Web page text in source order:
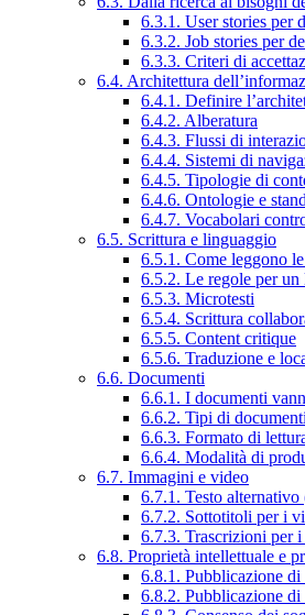
6.3.1. User stories per
6.3.2. Job stories per
6.3.3. Criteri di
6.4. Architettura
6.4.1. Definire
6.4.2. Alberatura
6.4.3. Flussi di
6.4.4. Sistemi di
6.4.5. Tipologie di
6.4.6. Ontologie e
6.4.7. Vocabolari
6.5. Scrittura e linguaggio
6.5.1. Come leggono
6.5.2. Le regole per
6.5.3. Microtesti
6.5.4. Scrittura
6.5.5. Content critique
6.5.6. Traduzione e
6.6. Documenti
6.6.1. I documenti
6.6.2. Tipi di documenti
6.6.3. Formato di
6.6.4. Modalità di
6.7. Immagini e video
6.7.1. Testo
6.7.2. Sottotitoli per i
6.7.3. Trascrizioni per
6.8. Proprietà intellettuale e
6.8.1. Pubblicazione
6.8.2. Pubblicazione